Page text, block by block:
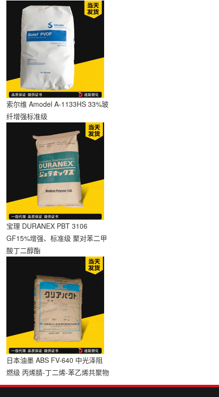
索尔维 Amodel A-1133HS 33%玻
纤增强标准级
宝理 DURANEX PBT 3106
GF15%增强、标准级 聚对苯二甲
酸丁二醇酯
日本油墨 ABS FV-640 中光泽阻
燃级 丙烯腈-丁二烯-苯乙烯共聚物